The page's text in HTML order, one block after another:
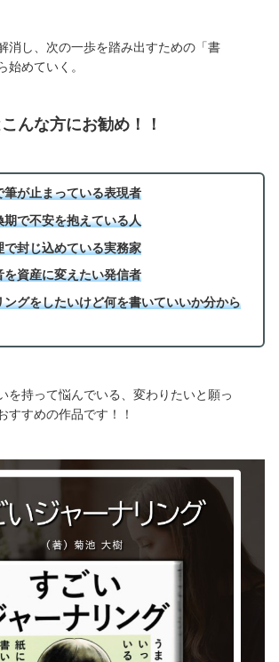
消し、次の一歩を踏み出すための「書
始めていく。
こんな方にお勧め！！
筆が止まっている表現者
期で不安を抱えている人
で封じ込めている実務家
を資産に変えたい発信者
ングをしたいけど何を書いていいか分から
を持って悩んでいる、変わりたいと願っ
すすめの作品です！！